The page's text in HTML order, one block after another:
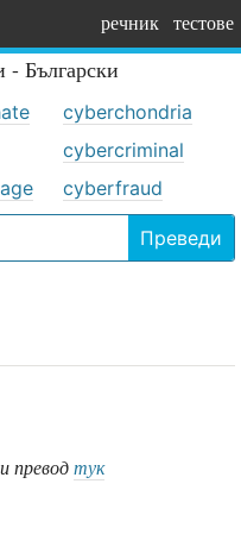
речник тестове
- Български
cyberchondria
cybercriminal
cyberfraud
Преведи
преводтук